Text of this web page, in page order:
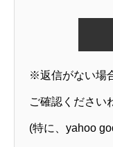
※返信がない場
ご確認ください
(特に、yahoo